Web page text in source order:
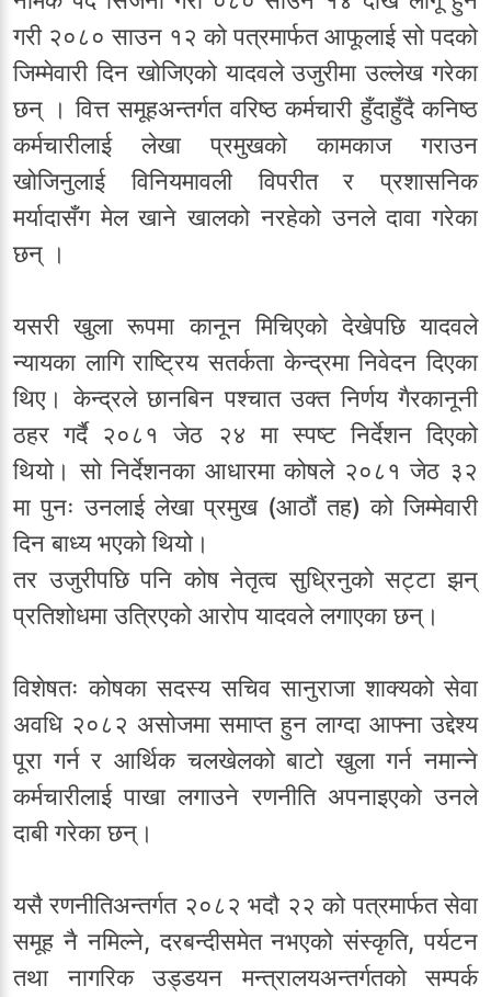
गरी २०८० साउन १२ को पत्रमार्फत आफूलाई सो पदको
जिम्मेवारी दिन खोजिएको यादवले उजुरीमा उल्लेख गरेका
छन् । वित्त समूहअन्तर्गत वरिष्ठ कर्मचारी हुँदाहुँदै कनिष्ठ
कर्मचारीलाई लेखा प्रमुखको कामकाज गराउन
खोजिनुलाई विनियमावली विपरीत र प्रशासनिक
मर्यादासँग मेल खाने खालको नरहेको उनले दावा गरेका
छन् ।
यसरी खुला रूपमा कानून मिचिएको देखेपछि यादवले
न्यायका लागि राष्ट्रिय सतर्कता केन्द्रमा निवेदन दिएका
थिए। केन्द्रले छानबिन पश्चात उक्त निर्णय गैरकानूनी
ठहर गर्दै २०८१ जेठ २४ मा स्पष्ट निर्देशन दिएको
थियो। सो निर्देशनका आधारमा कोषले २०८१ जेठ ३२
मा पुनः उनलाई लेखा प्रमुख (आठौं तह) को जिम्मेवारी
दिन बाध्य भएको थियो।
तर उजुरीपछि पनि कोष नेतृत्व सुध्रिनुको सट्टा झन्
प्रतिशोधमा उत्रिएको आरोप यादवले लगाएका छन्।
विशेषतः कोषका सदस्य सचिव सानुराजा शाक्यको सेवा
अवधि २०८२ असोजमा समाप्त हुन लाग्दा आफ्ना उद्देश्य
पूरा गर्न र आर्थिक चलखेलको बाटो खुला गर्न नमान्ने
कर्मचारीलाई पाखा लगाउने रणनीति अपनाइएको उनले
दाबी गरेका छन्।
यसै रणनीतिअन्तर्गत २०८२ भदौ २२ को पत्रमार्फत सेवा
समूह नै नमिल्ने, दरबन्दीसमेत नभएको संस्कृति, पर्यटन
तथा नागरिक उड्डयन मन्त्रालयअन्तर्गतको सम्पर्क